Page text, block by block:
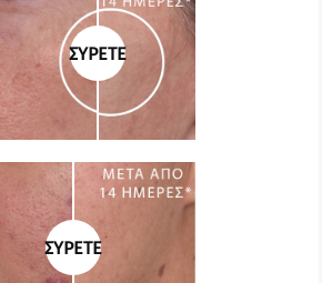
ΣΥΡΕΤΕ
ΣΥΡΕΤΕ